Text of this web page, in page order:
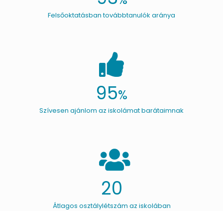
Felsőoktatásban továbbtanulók aránya
95%
Szívesen ajánlom az iskolámat barátaimnak
20
Átlagos osztálylétszám az iskolában